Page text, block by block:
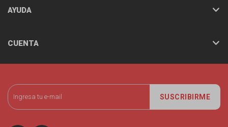
SUSCRIBIRME
AYUDA
CUENTA